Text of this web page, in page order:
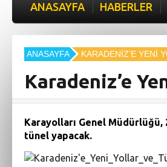
ANASAYFA HABERLER
ANASAYFA KARADENIZ’E YENI
Karadeniz’e
Karayolları Genel Müdürlüğü,
tünel yapacak.